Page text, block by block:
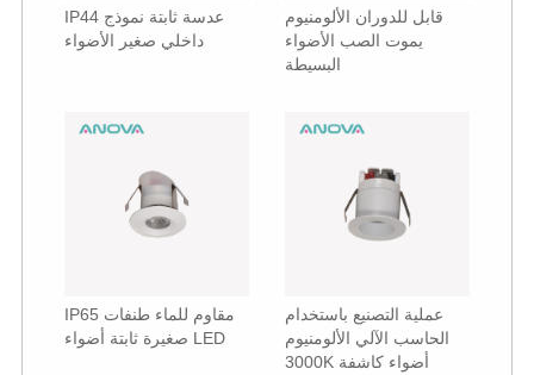
IP44 عدسة ثابتة نموذج
داخلي صغير الأضواء
قابل للدوران الألومنيوم
يموت الصب الأضواء
البسيطة
IP65 مقاوم للماء طنفات
صغيرة ثابتة أضواء LED
عملية التصنيع باستخدام
الحاسب الآلي الألومنيوم
3000K أضواء كاشفة